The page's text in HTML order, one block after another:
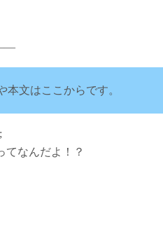
本文はここからです。
てなんだよ！？